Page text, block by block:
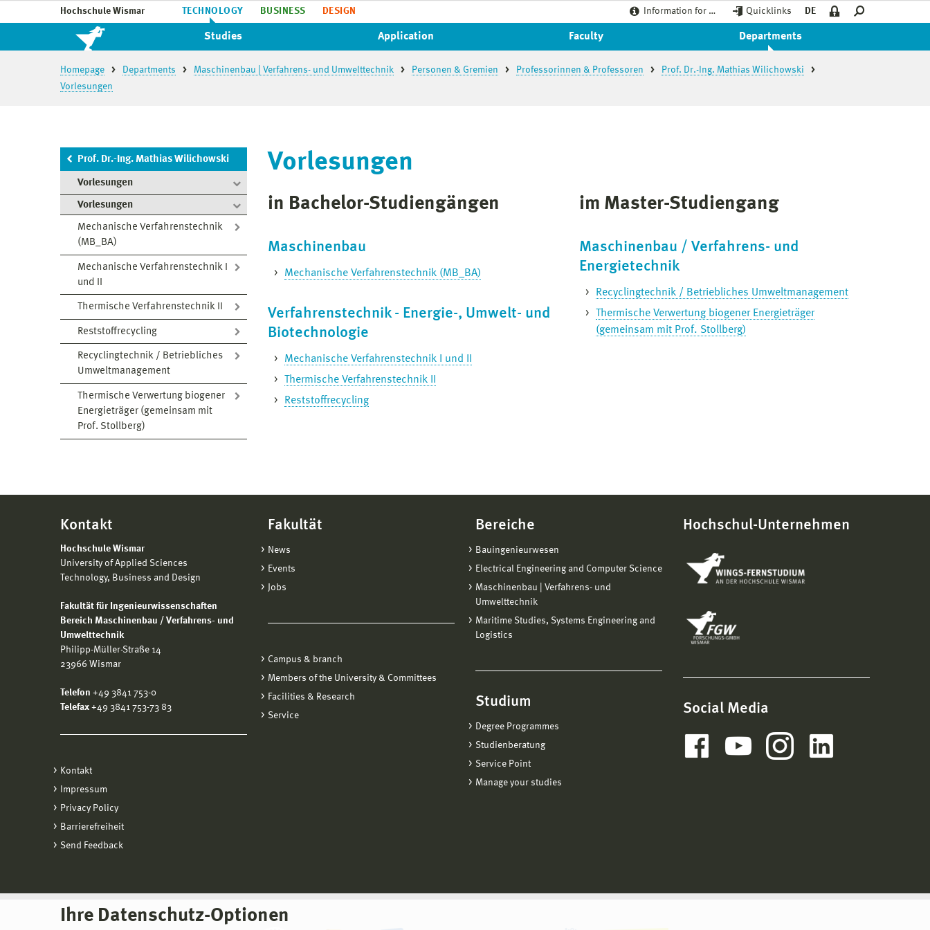
Hochschule Wismar TECHNOLOGY BUSINESS DESIGN Information for … Quicklinks DE
Studies Application Faculty Departments
Homepage Departments Maschinenbau | Verfahrens- und Umwelttechnik Personen & Gremien Professorinnen & Professoren
Prof. Dr.-Ing. Mathias Wilichowski
Vorlesungen
Prof. Dr.-Ing. Mathias Wilichowski
Vorlesungen
Vorlesungen
Mechanische Verfahrenstechnik
(MB_BA)
Mechanische Verfahrenstechnik I
und II
Thermische Verfahrenstechnik II
Reststoffrecycling
Recyclingtechnik / Betriebliches
Umweltmanagement
Thermische Verwertung biogener
Energieträger (gemeinsam mit
Prof. Stollberg)
Ihre Datenschutz-Optionen
Vorlesungen
in Bachelor-Studiengängen
Maschinenbau
Mechanische Verfahrenstechnik (MB_BA)
Verfahrenstechnik - Energie-, Umwelt- und
Biotechnologie
Mechanische Verfahrenstechnik I und II
Thermische Verfahrenstechnik II
Reststoffrecycling
im Master-Studiengang
Maschinenbau / Verfahrens- und
Energietechnik
Recyclingtechnik / Betriebliches Umweltmanagement
Thermische Verwertung biogener Energieträger
(gemeinsam mit Prof. Stollberg)
Kontakt
Hochschule Wismar
University of Applied Sciences
Technology, Business and Design
Fakultät für Ingenieurwissenschaften
Bereich Maschinenbau / Verfahrens- und
Umwelttechnik
Philipp-Müller-Straße 14
23966 Wismar
Telefon +49 3841 753-0
Telefax +49 3841 753-73 83
Kontakt
Impressum
Privacy Policy
Barrierefreiheit
Send Feedback
Fakultät
News
Events
Jobs
Campus & branch
Members of the University & Committees
Facilities & Research
Service
Bereiche
Bauingenieurwesen
Electrical Engineering and Computer Science
Maschinenbau | Verfahrens- und
Umwelttechnik
Maritime Studies, Systems Engineering and
Logistics
Studium
Degree Programmes
Studienberatung
Service Point
Manage your studies
Hochschul-Unternehmen
Social Media